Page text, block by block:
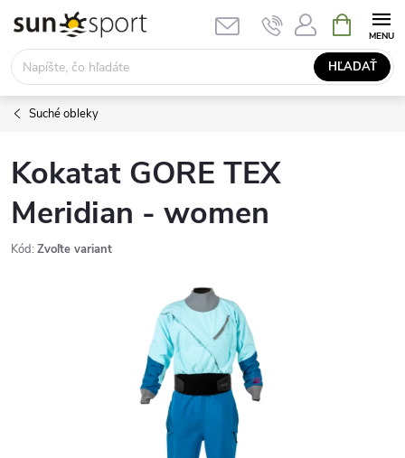
obsah
HĽADAŤ
KOŠÍK
Suché obleky
Kokatat GORE TEX
Meridian - women
Kód: Zvoľte variant